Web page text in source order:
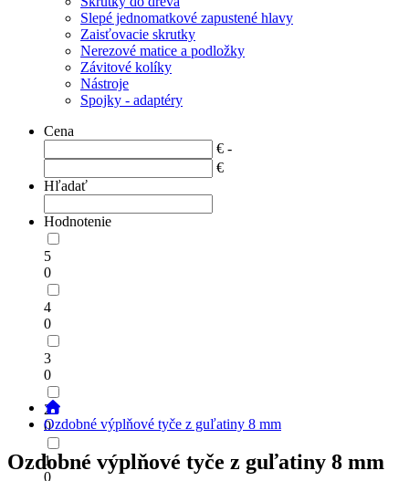
Slepé jednomatkové zapustené hlavy
Zaisťovacie skrutky
Nerezové matice a podložky
Závitové kolíky
Nástroje
Spojky - adaptéry
Cena
€ -
€
Hľadať
Hodnotenie
5
0
4
0
3
0
2
0
1
0
Ozdobné výplňové tyče z guľatiny 8 mm
Ozdobné výplňové tyče z guľatiny 8 mm